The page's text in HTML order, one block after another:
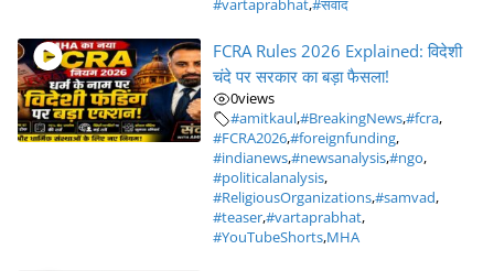
#vartaprabhat,#संवाद
FCRA Rules 2026 Explained: विदेशी
चंदे पर सरकार का बड़ा फैसला!
0views
#amitkaul,#BreakingNews,#fcra,
#FCRA2026,#foreignfunding,
#indianews,#newsanalysis,#ngo,
#politicalanalysis,
#ReligiousOrganizations,#samvad,
#teaser,#vartaprabhat,
#YouTubeShorts,MHA